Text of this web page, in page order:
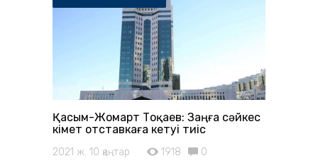
Қасым-Жомарт Тоқаев: Заңға сәйкес
Үкімет отставкаға кетуі тиіс
2021 ж. 10 қаңтар 1918 0